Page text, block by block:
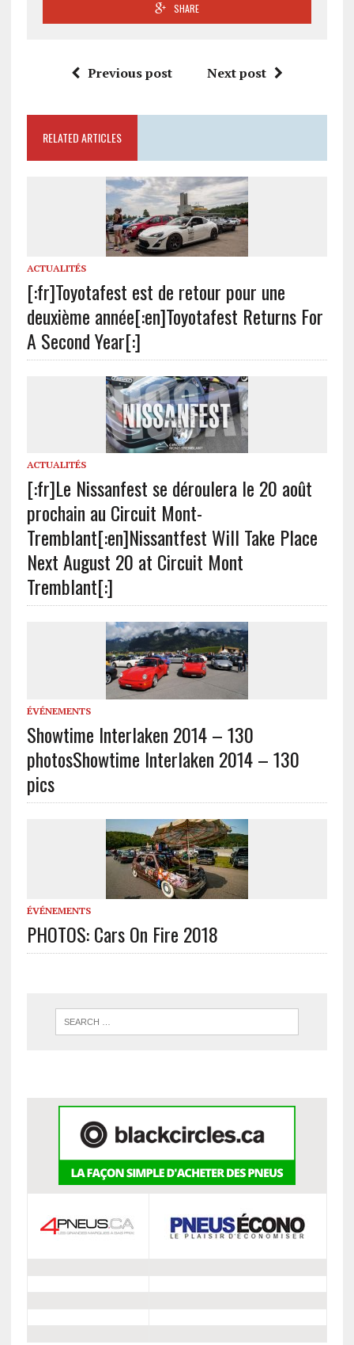
SHARE
Previous post Next post
RELATED ARTICLES
ACTUALITÉS
[:fr]Toyotafest est de retour pour une
deuxième année[:en]Toyotafest Returns For
A Second Year[:]
ACTUALITÉS
[:fr]Le Nissanfest se déroulera le 20 août
prochain au Circuit Mont-
Tremblant[:en]Nissantfest Will Take Place
Next August 20 at Circuit Mont
Tremblant[:]
ÉVÉNEMENTS
Showtime Interlaken 2014 – 130
photosShowtime Interlaken 2014 – 130
pics
ÉVÉNEMENTS
PHOTOS: Cars On Fire 2018